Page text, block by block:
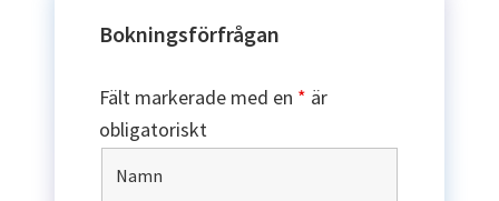
Bokningsförfrågan
Fält markerade med en * är
obligatoriskt